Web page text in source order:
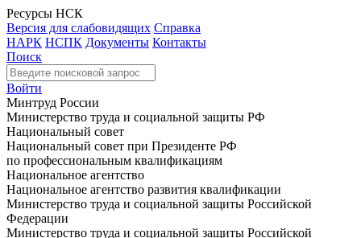
Ресурсы НСК
Версия для слабовидящих Справка
НАРК НСПК Документы Контакты
Поиск
Войти
Минтруд России
Министерство труда и социальной защиты РФ
Национальный совет
Национальный совет при Президенте РФ
по профессиональным квалификациям
Национальное агентство
Национальное агентство развития квалификации
Министерство труда и социальной защиты Российской
Федерации
Министерство труда и социальной защиты Российской